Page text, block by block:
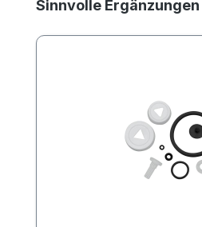
Produktgalerie überspringen
Sinnvolle Ergänzungen